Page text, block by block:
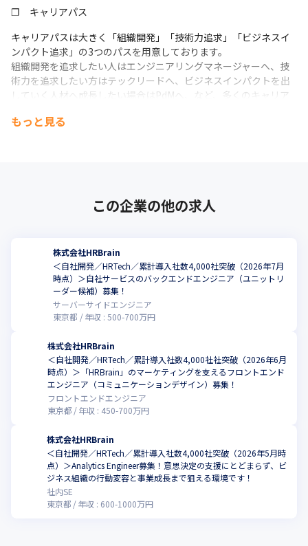
❐　キャリアパス
キャリアパスは大きく「組織開発」「技術力追求」「ビジネスイ
ンパクト追求」の3つのパスを用意しております。
組織開発を追求したい人はエンジニアリングマネージャーへ、技
術力を追求したい方はテックリードへ、ビジネスインパクトを出
していく人材へ成長したい場合はPdMへ、など、多くのキャリア
もっと見る
この企業の他の求人
株式会社HRBrain
＜自社開発／HRTech／累計導入社数4,000社突破（2026年7月
時点）＞自社サービスのバックエンドエンジニア（ユニットリ
ーダー候補）募集！
サーバーサイドエンジニア
東京都
年収 : 500-700万円
株式会社HRBrain
＜自社開発／HRTech／累計導入社数4,000社社突破（2026年6月
時点）＞「HRBrain」のマーケティングを支えるフロントエンド
エンジニア（コミュニケーションデザイン）募集！
フロントエンドエンジニア
東京都
年収 : 450-700万円
株式会社HRBrain
＜自社開発／HRTech／累計導入社数4,000社突破（2026年5月時
点）＞Analytics Engineer募集！意思決定の支援にとどまらず、ビ
ジネス組織の行動変容と事業成長まで狙える環境です！
社内SE
東京都
年収 : 600-1000万円